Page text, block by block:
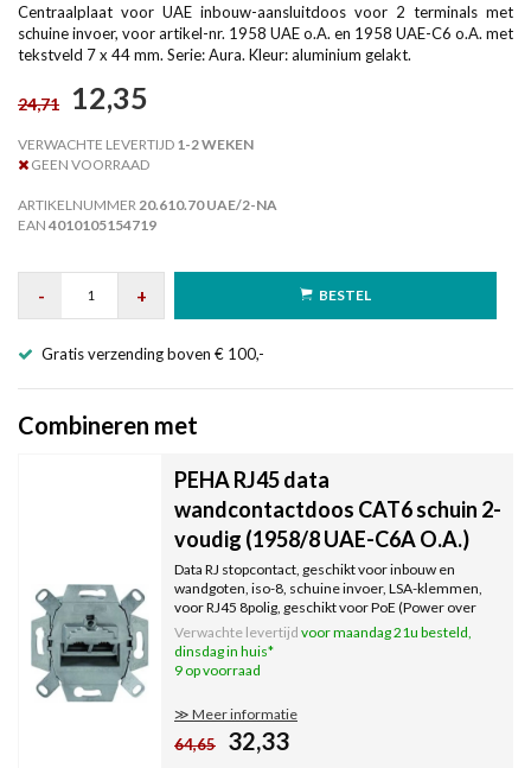
Centraalplaat voor UAE inbouw-aansluitdoos voor 2 terminals met
schuine invoer, voor artikel-nr. 1958 UAE o.A. en 1958 UAE-C6 o.A. met
tekstveld 7 x 44 mm. Serie: Aura. Kleur: aluminium gelakt.
24,71 12,35
VERWACHTE LEVERTIJD 1-2 WEKEN
GEEN VOORRAAD
ARTIKELNUMMER20.610.70 UAE/2-NA
EAN 4010105154719
- + BESTEL
Gratis verzending boven € 100,-
Combineren met
PEHA RJ45 data
wandcontactdoos CAT6 schuin 2-
voudig (1958/8 UAE-C6A O.A.)
Data RJ stopcontact, geschikt voor inbouw en
wandgoten, iso-8, schuine invoer, LSA-klemmen,
voor RJ45 8polig, geschikt voor PoE (Power over
Ethernet), Cat 6a, klasse Ea, 500 MHz.
Verwachte levertijd voor maandag 21u besteld,
dinsdag in huis*
9 op voorraad
≫ Meer informatie
64,65 32,33